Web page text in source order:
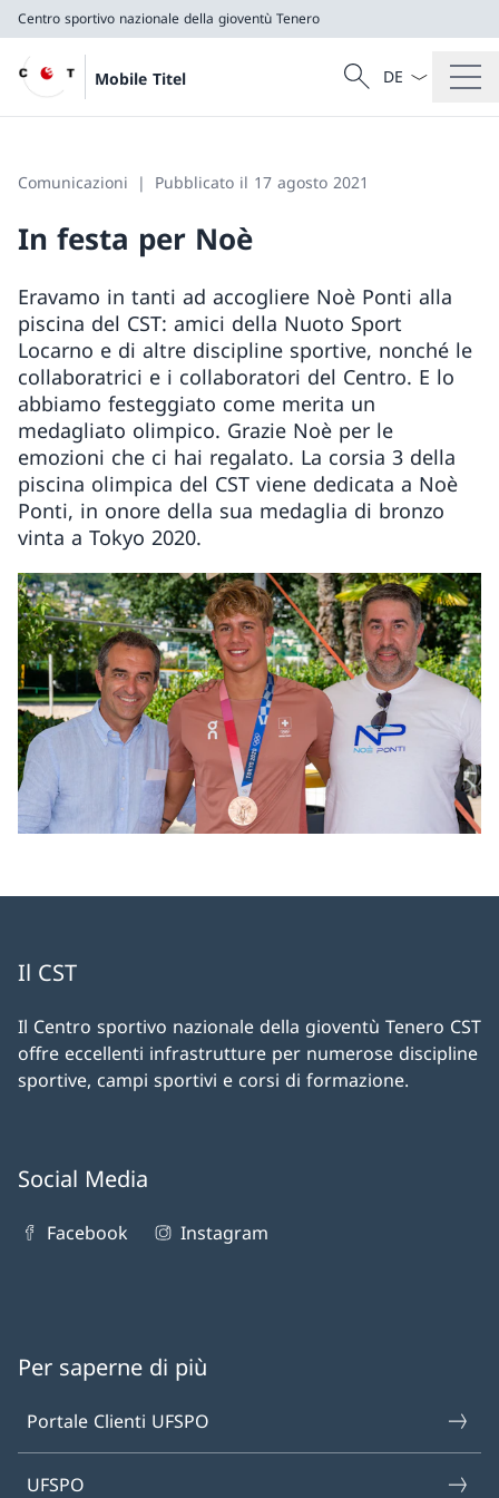
Centro sportivo nazionale della gioventù Tenero
Mobile Titel
Cercare
Ricerca
Dal menu a
Comunicazioni Pubblicato il 17 agosto 2021
In festa per Noè
Eravamo in tanti ad accogliere Noè Ponti alla
piscina del CST: amici della Nuoto Sport
Locarno e di altre discipline sportive, nonché le
collaboratrici e i collaboratori del Centro. E lo
abbiamo festeggiato come merita un
medagliato olimpico. Grazie Noè per le
emozioni che ci hai regalato. La corsia 3 della
piscina olimpica del CST viene dedicata a Noè
Ponti, in onore della sua medaglia di bronzo
vinta a Tokyo 2020.
Il CST
Il Centro sportivo nazionale della gioventù Tenero CST
offre eccellenti infrastrutture per numerose discipline
sportive, campi sportivi e corsi di formazione.
Social Media
Facebook Instagram
Per saperne di più
Portale Clienti UFSPO
UFSPO